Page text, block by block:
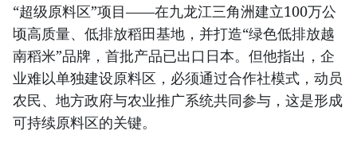
“超级原料区”项目——在九龙江三角洲建立100万公
顷高质量、低排放稻田基地，并打造“绿色低排放越
南稻米”品牌，首批产品已出口日本。但他指出，企
业难以单独建设原料区，必须通过合作社模式，动员
农民、地方政府与农业推广系统共同参与，这是形成
可持续原料区的关键。